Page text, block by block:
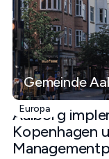
Gemeinde
Europa
Aalborg
Kopenhagen